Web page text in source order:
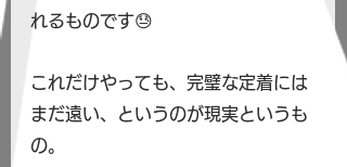
れるものです😓
これだけやっても、完璧な定着には
まだ遠い、というのが現実というも
の。